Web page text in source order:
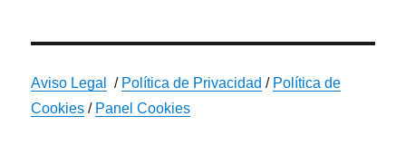
Aviso Legal / Política de Privacidad / Política de
Cookies / Panel Cookies